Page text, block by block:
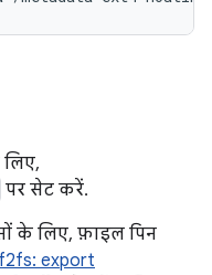
पर सेट करें.
के लिए, फ़ाइल पिन
f2fs: export